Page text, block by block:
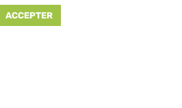
ACCEPTER